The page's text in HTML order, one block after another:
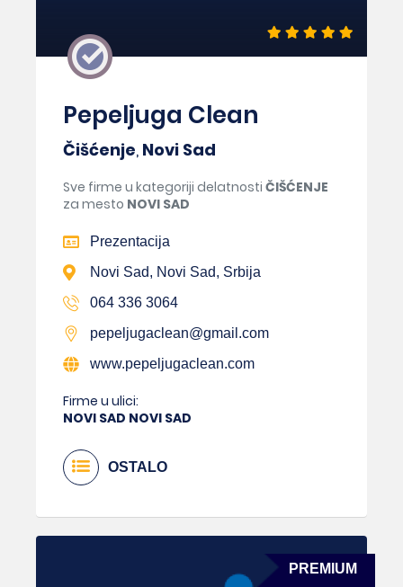
Pepeljuga Clean
Čišćenje, Novi Sad
Sve firme u kategoriji delatnosti ČIŠĆENJE
za mesto NOVI SAD
Prezentacija
Novi Sad, Novi Sad, Srbija
064 336 3064
pepeljugaclean@gmail.com
www.pepeljugaclean.com
Firme u ulici:
NOVI SAD NOVI SAD
OSTALO
PREMIUM